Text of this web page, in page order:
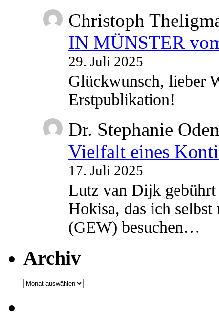
Christoph
IN MÜNSTER
29. Juli 2025
Glückwunsch, lieber
Erstpublikation!
Dr. Stephanie
Vielfalt eines
17. Juli 2025
Lutz van Dijk
Hokisa, das ich
(GEW) besuchen…
Archiv
Archiv